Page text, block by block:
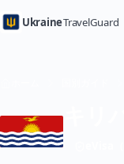
UkraineTravelGuard